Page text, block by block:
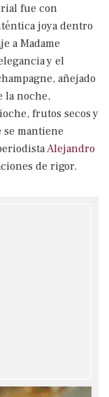
fue con
joya dentro
a Madame
y el
añejado
la noche,
frutos secos y
mantiene
Alejandro
de rigor.